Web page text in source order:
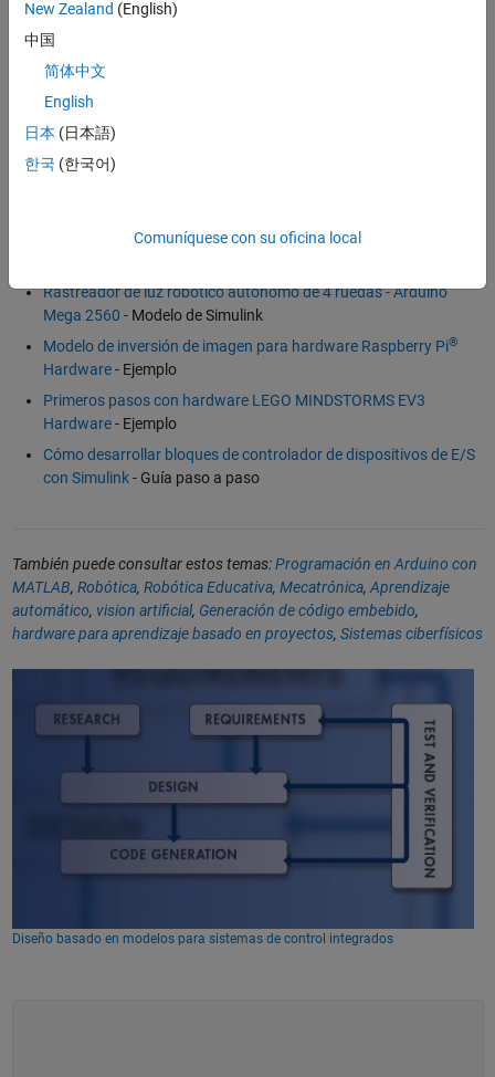
(20:18)- Vídeo
Sistema de respuesta a emergencias inteligente con MATLAB y
Simulink(2:37)
Configuración y parpadeo: Simulink y Arduino- Recurso de
Rastreador de luz robótico autónomo de 4 ruedas - Arduino
Mega 2560 - Modelo de Simulink
Modelo de inversión de imagen para hardware Raspberry Pi®
Hardware- Ejemplo
Primeros pasos con hardware LEGO MINDSTORMS EV3
Hardware- Ejemplo
Cómo desarrollar bloques de controlador de dispositivos de E/S
con Simulink- Guía paso a paso
También puede consultar estos temas:Programación en Arduino con
MATLAB, Robótica, Robótica Educativa, Mecatrónica, Aprendizaje
automático, vision artificial, Generación de código embebido,
hardware para aprendizaje basado en proyectos, Sistemas ciberfísicos
Diseño basado en modelos para sistemas de control integrados
New Zealand (English)
中国
简体中文
English
日本 (日本語)
한국 (한국어)
Comuníquese con su oficina local